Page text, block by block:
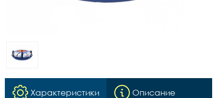
Характеристики Описание